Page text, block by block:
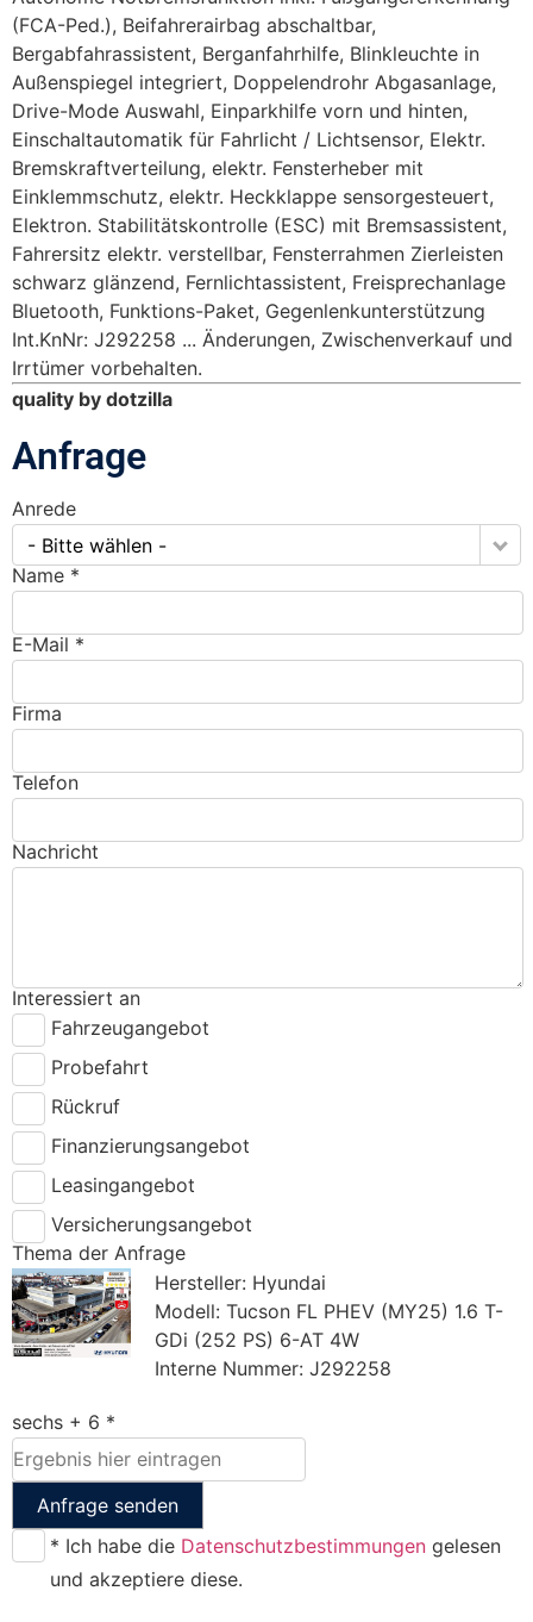
(FCA-Ped.), Beifahrerairbag abschaltbar,
Bergabfahrassistent, Berganfahrhilfe, Blinkleuchte in
Außenspiegel integriert, Doppelendrohr Abgasanlage,
Drive-Mode Auswahl, Einparkhilfe vorn und hinten,
Einschaltautomatik für Fahrlicht / Lichtsensor, Elektr.
Bremskraftverteilung, elektr. Fensterheber mit
Einklemmschutz, elektr. Heckklappe sensorgesteuert,
Elektron. Stabilitätskontrolle (ESC) mit Bremsassistent,
Fahrersitz elektr. verstellbar, Fensterrahmen Zierleisten
schwarz glänzend, Fernlichtassistent, Freisprechanlage
Bluetooth, Funktions-Paket, Gegenlenkunterstützung
Int.KnNr: J292258 ... Änderungen, Zwischenverkauf und
Irrtümer vorbehalten.
quality by dotzilla
Anfrage
Anrede
- Bitte wählen -
Name *
E-Mail *
Firma
Telefon
Nachricht
Interessiert an
Fahrzeugangebot
Probefahrt
Rückruf
Finanzierungsangebot
Leasingangebot
Versicherungsangebot
Thema der Anfrage
Hersteller: Hyundai
Modell: Tucson FL PHEV (MY25) 1.6 T-
GDi (252 PS) 6-AT 4W
Interne Nummer: J292258
sechs + 6 *
Anfrage senden
* Ich habe die Datenschutzbestimmungen gelesen
und akzeptiere diese.